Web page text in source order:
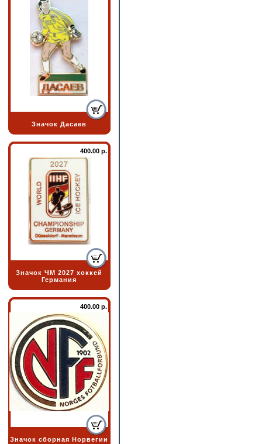
Значок Дасаев
400.00 р.
Значок ЧМ 2027 хоккей
Германия
400.00 р.
Значок сборная Норвегии